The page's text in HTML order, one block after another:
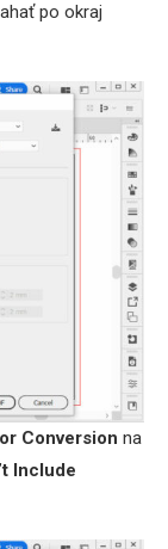
po okraj
Conversion na
Include